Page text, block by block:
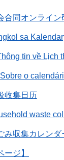
同オンライン
sa
tin về
Sobre o
收集日历
waste
み収集カレンダ
ジ】